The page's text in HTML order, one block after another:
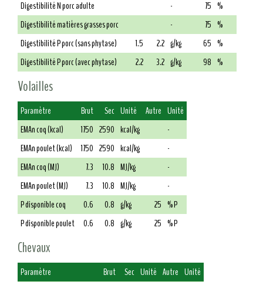
Digestibilité N porc adulte - 75 %
Digestibilité matières grasses porc
- 75 %
Digestibilité P porc (sans phytase)
1.5 2.2 g/kg 65 %
Digestibilité P porc (avec phytase)
2.2 3.2 g/kg 98 %
Volailles
Paramètre Brut Sec Unité Autre Unité
EMAn coq (kcal)
1750 2590 kcal/kg
-
EMAn poulet (kcal)
1750 2590 kcal/kg
-
EMAn coq (MJ)
7.3 10.8 MJ/kg
-
EMAn poulet (MJ)
7.3 10.8 MJ/kg
-
P disponible coq
0.6 0.8 g/kg 25 % P
P disponible poulet
0.6 0.8 g/kg 25 % P
Chevaux
Paramètre Brut Sec Unité Autre Unité